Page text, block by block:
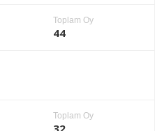
Toplam Oy
44
Toplam Oy
32